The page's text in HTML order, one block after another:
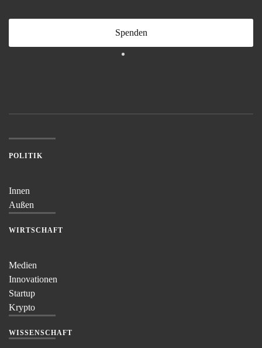
Spenden
POLITIK
Innen
Außen
WIRTSCHAFT
Medien
Innovationen
Startup
Krypto
WISSENSCHAFT